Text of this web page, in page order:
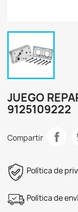
JUEGO
9125109222
Compartir
Política de
Política de